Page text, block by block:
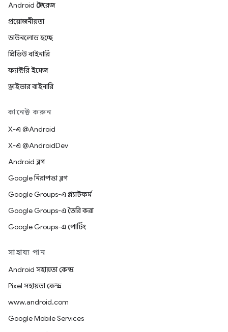
Android স্টোরেজ
প্রয়োজনীয়তা
ডাউনলোড হচ্ছে
প্রিভিউ বাইনারি
ফ্যাক্টরি ইমেজ
ড্রাইভার বাইনারি
কানেক্ট করুন
X-এ @Android
X-এ @AndroidDev
Android ব্লগ
Google নিরাপত্তা ব্লগ
Google Groups-এ প্ল্যাটফর্ম
Google Groups-এ তৈরি করা
Google Groups-এ পোর্টিং
সাহায্য পান
Android সহায়তা কেন্দ্র
Pixel সহায়তা কেন্দ্র
www.android.com
Google Mobile Services